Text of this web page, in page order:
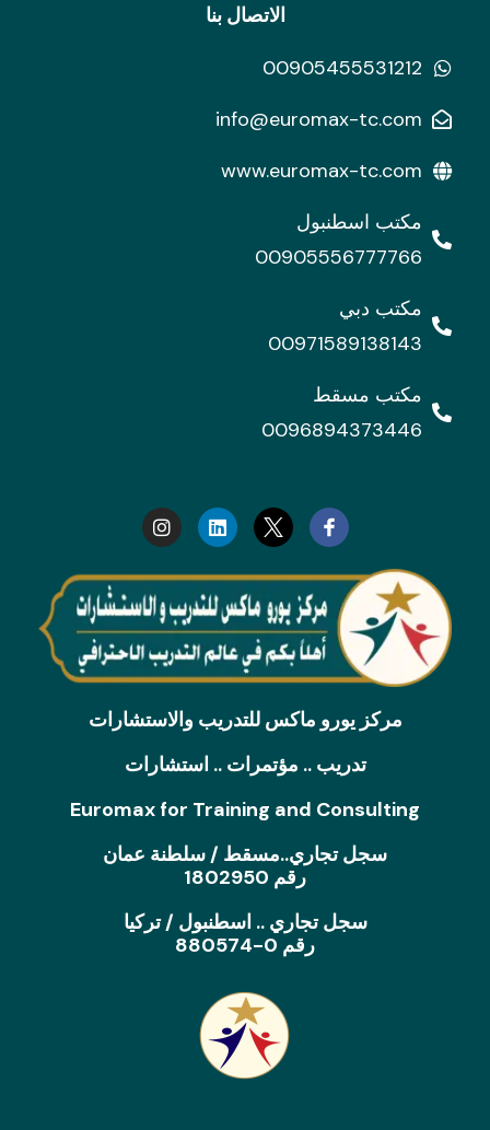
الاتصال بنا
00905455531212
info@euromax-tc.com
www.euromax-tc.com
مكتب اسطنبول
00905556777766
مكتب دبي
00971589138143
مكتب مسقط
0096894373446
n
k
d
i
n
s
t
g
r
a
m
مركز يورو ماكس للتدريب والاستشارات
تدريب .. مؤتمرات .. استشارات
Euromax for Training and Consulting
سجل تجاري..مسقط / سلطنة عمان
رقم 1802950
سجل تجاري .. اسطنبول / تركيا
رقم 0-880574